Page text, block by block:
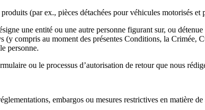
(par ex., pièces détachées pour véhicules motorisés
une entité ou une autre personne figurant sur, ou
(y compris au moment des présentes Conditions, la
personne.
ou le processus d’autorisation de retour que nous
embargos ou mesures restrictives en matière